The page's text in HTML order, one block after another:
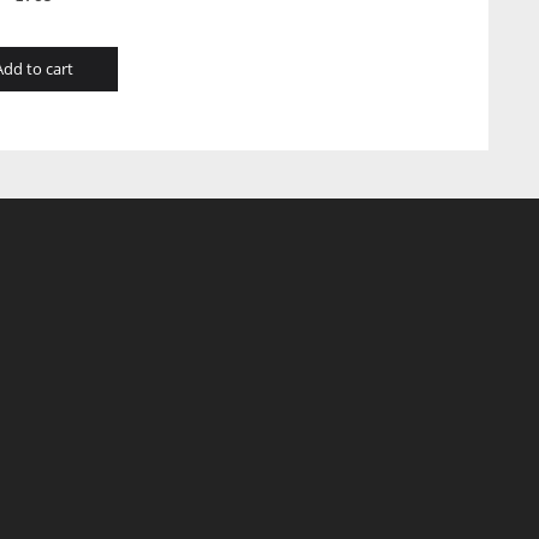
to cart